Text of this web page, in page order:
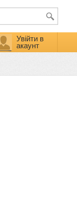
Увійти в
акаунт